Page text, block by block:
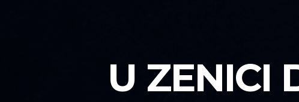
U ZENICI